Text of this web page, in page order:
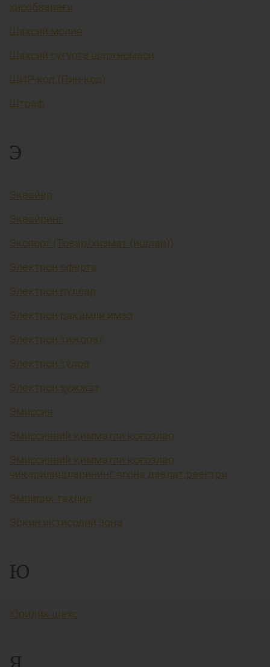
ҳисобварағи
Шахсий молия
Шахсий суғурта шартномаси
ШИР-код (Пин-код)
Штраф
Э
Эквайер
Эквайринг
Экспорт (Товар/хизмат (ишлар))
Электрон оферта
Электрон пуллар
Электрон рақамли имзо
Электрон тижорат
Электрон тўлов
Электрон ҳужжат
Эмиссия
Эмиссиявий қимматли қоғозлар
Эмиссиявий қимматли қоғозлар
чиқарилишларининг ягона давлат реестри
Эмпирик таҳлил
Эркин иқтисодий зона
Ю
Юридик шахс